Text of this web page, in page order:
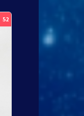
52